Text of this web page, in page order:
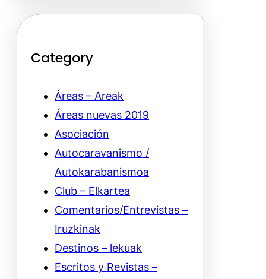
Category
Áreas – Areak
Áreas nuevas 2019
Asociación
Autocaravanismo /
Autokarabanismoa
Club – Elkartea
Comentarios/Entrevistas –
Iruzkinak
Destinos – lekuak
Escritos y Revistas –